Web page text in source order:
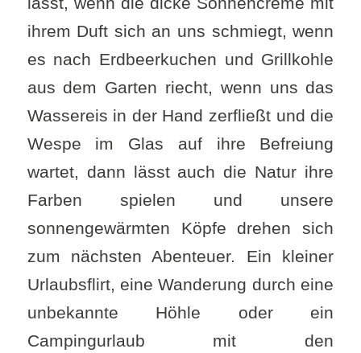
ihrem Duft sich an uns schmiegt, wenn
es nach Erdbeerkuchen und Grillkohle
aus dem Garten riecht, wenn uns das
Wassereis in der Hand zerfließt und die
Wespe im Glas auf ihre Befreiung
wartet, dann lässt auch die Natur ihre
Farben spielen und unsere
sonnengewärmten Köpfe drehen sich
zum nächsten Abenteuer. Ein kleiner
Urlaubsflirt, eine Wanderung durch eine
unbekannte Höhle oder ein
Campingurlaub mit den